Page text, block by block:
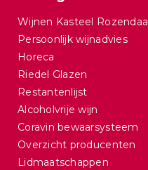
Wijnen Kasteel Rozendaal
Persoonlijk wijnadvies
Horeca
Riedel Glazen
Restantenlijst
Alcoholvrije wijn
Coravin bewaarsysteem
Overzicht producenten
Lidmaatschappen